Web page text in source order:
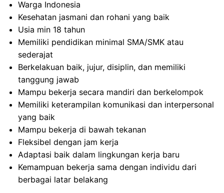
Warga Indonesia
Kesehatan jasmani dan rohani yang baik
Usia min 18 tahun
Memiliki pendidikan minimal SMA/SMK atau
sederajat
Berkelakuan baik, jujur, disiplin, dan memiliki
tanggung jawab
Mampu bekerja secara mandiri dan berkelompok
Memiliki keterampilan komunikasi dan interpersonal
yang baik
Mampu bekerja di bawah tekanan
Fleksibel dengan jam kerja
Adaptasi baik dalam lingkungan kerja baru
Kemampuan bekerja sama dengan individu dari
berbagai latar belakang